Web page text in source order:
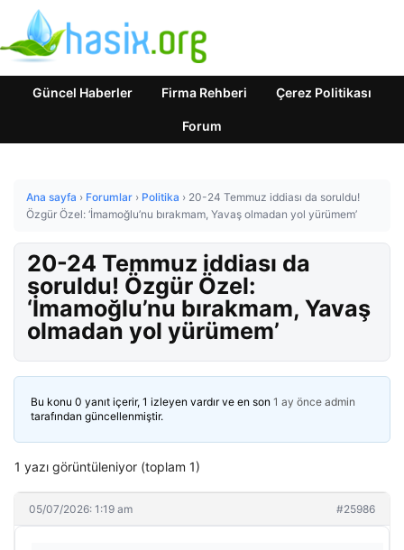
Güncel Haberler Firma Rehberi Çerez Politikası
Forum
Ana sayfa › Forumlar › Politika › 20-24 Temmuz iddiası da soruldu!
Özgür Özel: ‘İmamoğlu’nu bırakmam, Yavaş olmadan yol yürümem’
20-24 Temmuz iddiası da
soruldu! Özgür Özel:
‘İmamoğlu’nu bırakmam, Yavaş
olmadan yol yürümem’
Bu konu 0 yanıt içerir, 1 izleyen vardır ve en son 1 ay önce admin
tarafından güncellenmiştir.
1 yazı görüntüleniyor (toplam 1)
05/07/2026: 1:19 am #25986